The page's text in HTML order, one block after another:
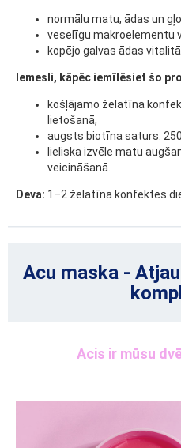
normālu matu, ādas un
veselīgu makroelementu
kopējo galvas ādas
Iemesli, kāpēc iemīlēsiet šo
košļājamo želatīna
lietošanā,
augsts biotīna saturs:
lieliska izvēle matu
veicināšanā.
Deva: 1–2 želatīna konfektes
Acu maska -
Acis ir mūsu